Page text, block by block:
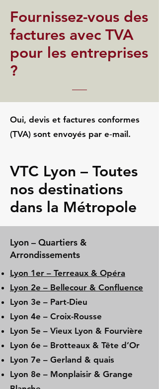
Fournissez-vous des
factures avec TVA
pour les entreprises
?
Oui, devis et factures conformes
(TVA) sont envoyés par e‑mail.
VTC Lyon – Toutes
nos destinations
dans la Métropole
Lyon – Quartiers &
Arrondissements
Lyon 1er – Terreaux & Opéra
Lyon 2e – Bellecour & Confluence
Lyon 3e – Part-Dieu
Lyon 4e – Croix-Rousse
Lyon 5e – Vieux Lyon & Fourvière
Lyon 6e – Brotteaux & Tête d’Or
Lyon 7e – Gerland & quais
Lyon 8e – Monplaisir & Grange